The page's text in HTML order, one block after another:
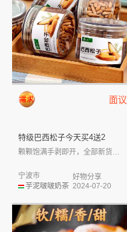
面议
特级巴西松子今天买4送2
颗颗饱满手剥即开，全部新货现炒，口感松脆...
芋泥啵啵奶茶
宁波市
好物分享
2024-07-20